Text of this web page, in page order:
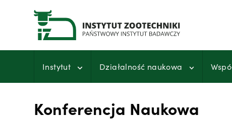
Przejdź
Instytut Działalność naukowa
Konferencja Naukowa